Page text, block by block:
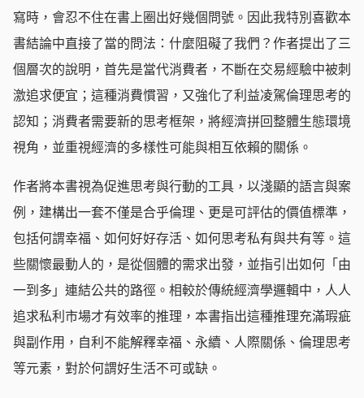
寫時，會忍不住在書上圈出好幾個問號。因此我特別喜歡本
書結論中直接了當的問法：什麼阻礙了我們？作者提出了三
個層次的說明，首先是當代消費者，不斷在交易經驗中被刺
激追求便宜；這種消費慣習，又強化了利益凌駕倫理思考的
認知；消費者需要新的思考框架，將經濟拼回整體生態環境
視角，並重視經濟的多樣性可能與相互依賴的關係。
作者將本書視為促進思考與行動的工具，以淺顯的語言與案
例，建構出一套不僅是合乎倫理、更是可評估的價值標準，
包括何謂幸福、如何好好存活、如何思考私有與共有等。這
些關懷最動人的，是從個體的需求出發，並指引出如何「由
一到多」連結公共的路徑。相較於傳統經濟學邏輯中，人人
追求私利市場才有效率的推理，本書指出這種推理充滿瑕疵
與副作用，自利不能解釋幸福、永續、人際關係、倫理思考
等元素，對於何謂好生活不可或缺。